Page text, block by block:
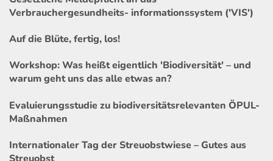
Verbrauchergesundheits- informationssystem ('VIS')
Auf die Blüte, fertig, los!
Workshop: Was heißt eigentlich 'Biodiversität' – und
warum geht uns das alle etwas an?
Evaluierungsstudie zu biodiversitätsrelevanten ÖPUL-
Maßnahmen
Internationaler Tag der Streuobstwiese – Gutes aus